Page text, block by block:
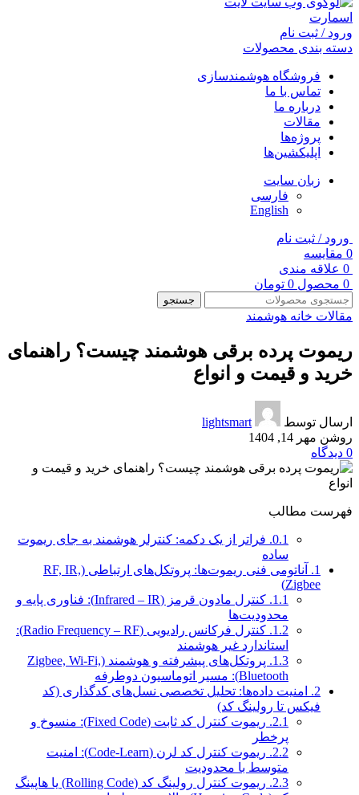
ورود / ثبت نام
دسته بندی محصولات
فروشگاه هوشمندسازی
تماس با ما
درباره ما
مقالات
پروژه‌ها
اپلیکشین‌ها
زبان سایت
فارسی
English
ورود / ثبت نام
0 مقایسه
0 علاقه مندی
0 محصول 0 تومان
جستجو
مقالات خانه هوشمند
ریموت پرده برقی هوشمند چیست؟ راهنمای
خرید و قیمت و انواع
ارسال توسط
lightsmart
روشن مهر 14, 1404
0 دیدگاه
فهرست مطالب
0.1. فراتر از یک دکمه: کنترلر هوشمند به جای ریموت
ساده
1.
آناتومی فنی ریموت‌ها: پروتکل‌های ارتباطی (RF, IR,
Zigbee)
1.1.
کنترل مادون قرمز (Infrared – IR): فناوری پایه و
محدودیت‌ها
1.2.
کنترل فرکانس رادیویی (Radio Frequency – RF):
استاندارد غیر هوشمند
1.3.
پروتکل‌های پیشرفته و هوشمند (Zigbee, Wi-Fi,
Bluetooth): مسیر اتوماسیون دوطرفه
2.
امنیت داده‌ها: تحلیل تخصصی نسل‌های کدگذاری (کد
فیکس تا رولینگ کد)
2.1.
ریموت کنترل کد ثابت (Fixed Code): منسوخ و
پرخطر
2.2.
ریموت کنترل کد لرن (Code-Learn): امنیت
متوسط با محدودیت
2.3.
ریموت کنترل رولینگ کد (Rolling Code) یا هاپینگ